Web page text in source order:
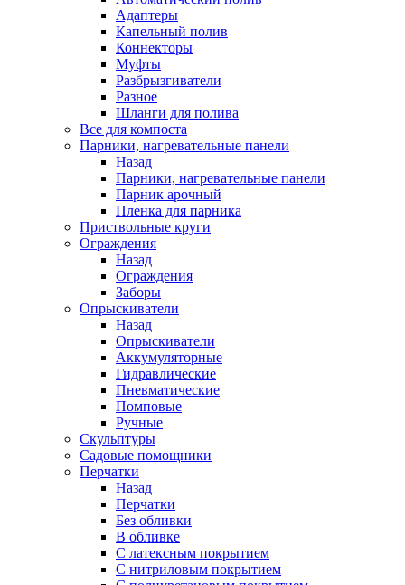
Адаптеры
Капельный полив
Коннекторы
Муфты
Разбрызгиватели
Разное
Шланги для полива
Все для компоста
Парники, нагревательные панели
Назад
Парники, нагревательные панели
Парник арочный
Пленка для парника
Приствольные круги
Ограждения
Назад
Ограждения
Заборы
Опрыскиватели
Назад
Опрыскиватели
Аккумуляторные
Гидравлические
Пневматические
Помповые
Ручные
Скульптуры
Садовые помощники
Перчатки
Назад
Перчатки
Без обливки
В обливке
С латексным покрытием
С нитриловым покрытием